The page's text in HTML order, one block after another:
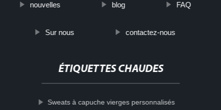
nouvelles blog FAQ
Sur nous contactez-nous
ÉTIQUETTES CHAUDES
Sweats à capuche vierges personnalisés